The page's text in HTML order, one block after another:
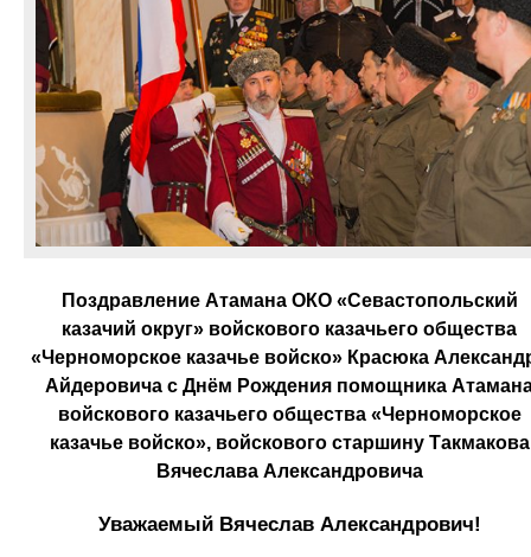
Поздравление Атамана ОКО «Севастопольский
казачий округ» войскового казачьего общества
«Черноморское казачье войско» Красюка
Айдеровича с Днём Рождения помощника
войскового казачьего общества «Черноморское
казачье войско», войскового старшину Такмакова
Вячеслава Александровича
Уважаемый Вячеслав Александрович!